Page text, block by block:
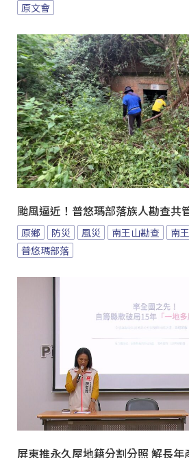
原文會
颱風逼近！普悠瑪部落族人勘查共
原鄉 防災 風災 南王山勘查
南
普悠瑪部落
屏東推永久屋地籍分割分照 解長年